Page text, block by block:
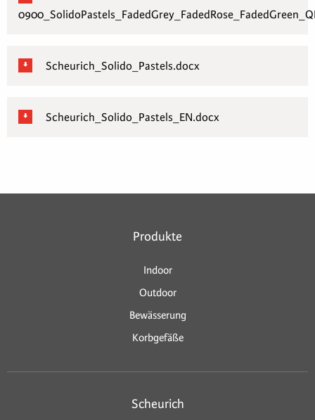
Scheurich_Solido_Pastels.docx
Scheurich_Solido_Pastels_EN.docx
Produkte
Indoor
Outdoor
Bewässerung
Korbgefäße
Scheurich